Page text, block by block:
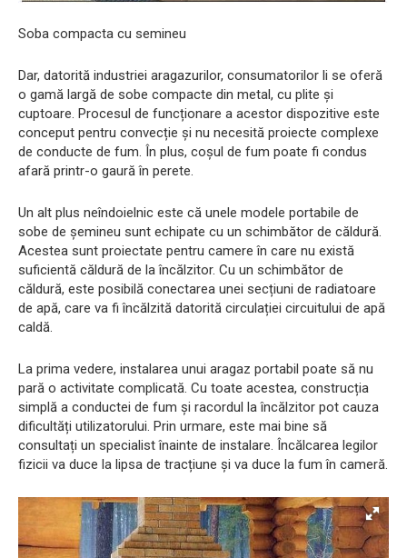
Soba compacta cu semineu
Dar, datorită industriei aragazurilor, consumatorilor li se oferă
o gamă largă de sobe compacte din metal, cu plite și
cuptoare. Procesul de funcționare a acestor dispozitive este
conceput pentru convecție și nu necesită proiecte complexe
de conducte de fum. În plus, coșul de fum poate fi condus
afară printr-o gaură în perete.
Un alt plus neîndoielnic este că unele modele portabile de
sobe de șemineu sunt echipate cu un schimbător de căldură.
Acestea sunt proiectate pentru camere în care nu există
suficientă căldură de la încălzitor. Cu un schimbător de
căldură, este posibilă conectarea unei secțiuni de radiatoare
de apă, care va fi încălzită datorită circulației circuitului de apă
caldă.
La prima vedere, instalarea unui aragaz portabil poate să nu
pară o activitate complicată. Cu toate acestea, construcția
simplă a conductei de fum și racordul la încălzitor pot cauza
dificultăți utilizatorului. Prin urmare, este mai bine să
consultați un specialist înainte de instalare. Încălcarea legilor
fizicii va duce la lipsa de tracțiune și va duce la fum în cameră.